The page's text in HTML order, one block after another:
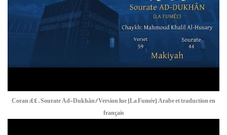
Coran:44. Sourate Ad-Dukhân / Version lue (La Fumée) Arabe et traduction en
français